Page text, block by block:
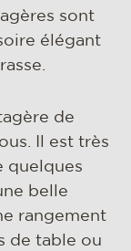
sont
élégant
de
Il est très
quelques
belle
rangement
de table ou